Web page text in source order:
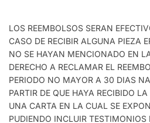
LOS REEMBOLSOS SERAN
CASO DE RECIBIR ALGUNA PIEZA
NO SE HAYAN MENCIONADO EN
DERECHO A RECLAMAR EL
PERIODO NO MAYOR A 30 DIAS
PARTIR DE QUE HAYA RECIBIDO
UNA CARTA EN LA CUAL SE
PUDIENDO INCLUIR TESTIMONIOS